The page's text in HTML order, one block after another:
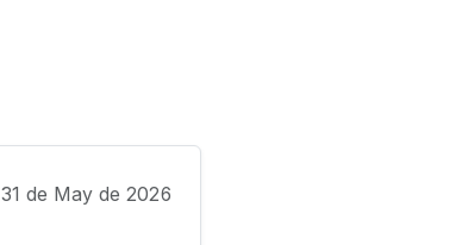
31 de May de 2026